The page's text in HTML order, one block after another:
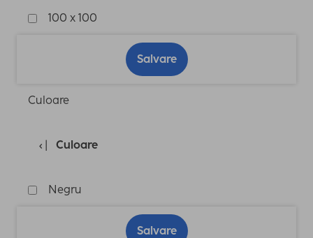
100 x 100
Salvare
Culoare
Culoare
Negru
Salvare